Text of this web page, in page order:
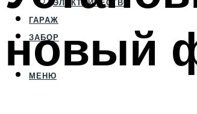
ЭЛЕКТРИЧЕСТВО
ГАРАЖ
ЗАБОР
МЕНЮ
новый